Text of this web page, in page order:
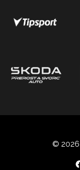
© 2026